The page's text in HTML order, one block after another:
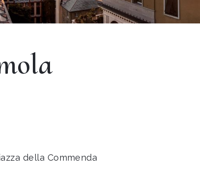
della Commenda